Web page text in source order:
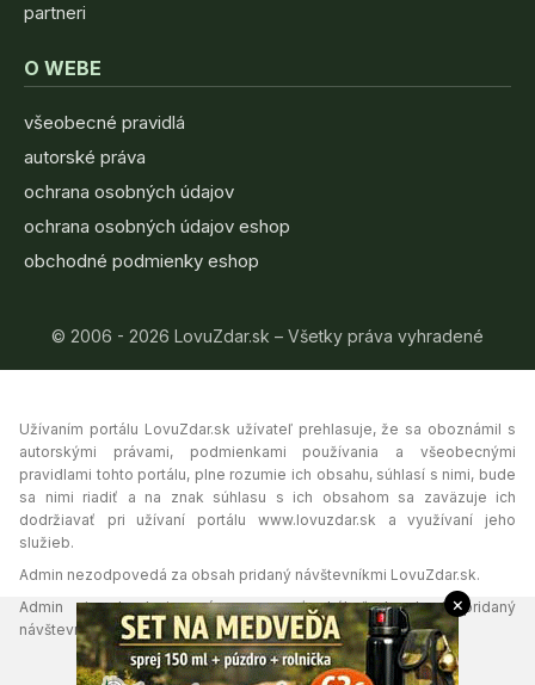
partneri
O WEBE
všeobecné pravidlá
autorské práva
ochrana osobných údajov
ochrana osobných údajov eshop
obchodné podmienky eshop
© 2006 - 2026 LovuZdar.sk – Všetky práva vyhradené
Užívaním portálu LovuZdar.sk užívateľ prehlasuje, že sa oboznámil s
autorskými právami, podmienkami používania a všeobecnými
pravidlami tohto portálu, plne rozumie ich obsahu, súhlasí s nimi, bude
sa nimi riadiť a na znak súhlasu s ich obsahom sa zaväzuje ich
dodržiavať pri užívaní portálu www.lovuzdar.sk a využívaní jeho
služieb.
Admin nezodpovedá za obsah pridaný návštevníkmi LovuZdar.sk.
Admin si vyhradzuje právo vymazať akýkoľvek obsah pridaný
návštevníkmi portálu, ak tak uzná za vhodné.
×